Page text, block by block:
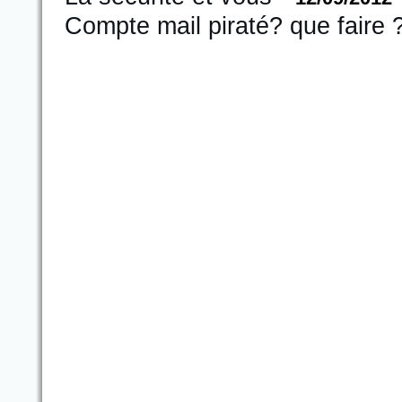
Compte mail piraté? que faire